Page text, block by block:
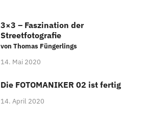
3×3 – Faszination der
Streetfotografie
von Thomas Füngerlings
14. Mai 2020
Die FOTOMANIKER 02 ist fertig
14. April 2020